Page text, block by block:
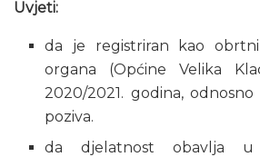
Uvjeti:
da je registriran kao
organa (Općine Velika
2020/2021. godina,
poziva.
da djelatnost obavlja u